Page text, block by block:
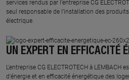
services rendus par l’entreprise CG
seul responsable de l’installation des
électrique.
UN EXPERT EN EFFICACITÉ
L'entreprise CG ELECTROTECH à LEMBACH
d'énergie et en efficacité énergétique des